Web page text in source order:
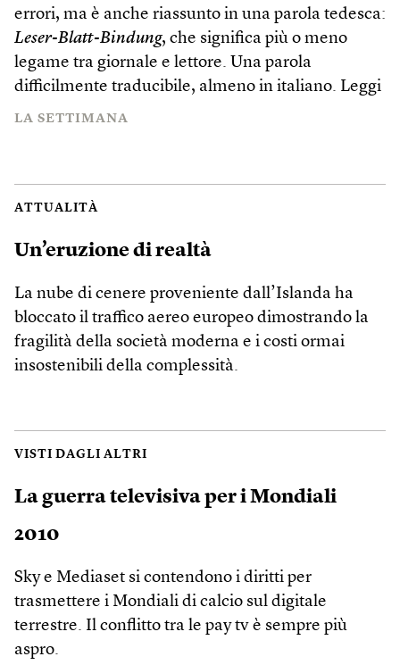
errori, ma è anche riassunto in una parola tedesca:
Leser-Blatt-Bindung, che significa più o meno
legame tra giornale e lettore. Una parola
difficilmente traducibile, almeno in italiano. Leggi
LA SETTIMANA
ATTUALITÀ
Un’eruzione di realtà
La nube di cenere proveniente dall’Islanda ha
bloccato il traffico aereo europeo dimostrando la
fragilità della società moderna e i costi ormai
insostenibili della complessità.
VISTI DAGLI ALTRI
La guerra televisiva per i Mondiali
2010
Sky e Mediaset si contendono i diritti per
trasmettere i Mondiali di calcio sul digitale
terrestre. Il conflitto tra le pay tv è sempre più
aspro.